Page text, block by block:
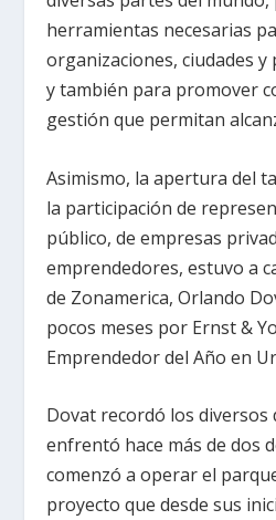
herramientas necesarias
organizaciones, ciudades
y también para promover
gestión que permitan
Asimismo, la apertura del
la participación de
público, de empresas
emprendedores, estuvo a
de Zonamerica, Orlando
pocos meses por Ernst &
Emprendedor del Año en
Dovat recordó los diversos
enfrentó hace más de dos
comenzó a operar el
proyecto que desde sus